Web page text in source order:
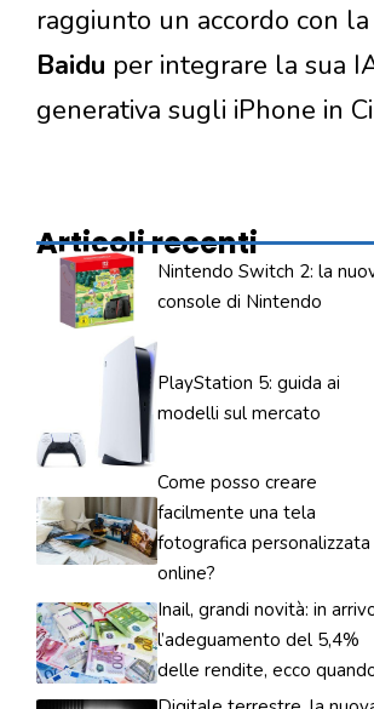
raggiunto un accordo con la
Baidu per integrare la sua
generativa sugli iPhone in
Articoli recenti
Nintendo Switch 2: la
console di Nintendo
PlayStation 5: guida ai
modelli sul mercato
Come posso creare
facilmente una tela
fotografica personalizzata
online?
Inail, grandi novità: in
l’adeguamento del 5,4%
delle rendite, ecco